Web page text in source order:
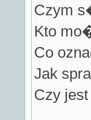
Czym
Kto
Co
Jak
Czy